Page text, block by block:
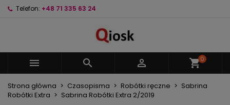
Telefon: +48 71 335 63 24
   shopping_cart0
Strona główna Czasopisma Robótki ręczne
Sabrina
Robótki Extra
Sabrina Robótki Extra 2/2019
Nazwa listy życzeń
Anuluj Utwórz listę życzeń
Musisz być zalogowany by zapisać produkty na
swojej liście życzeń.
Anuluj Zaloguj się